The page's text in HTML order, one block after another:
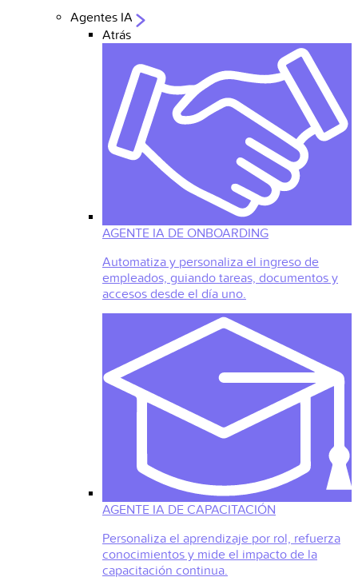
Agentes IA
Atrás
AGENTE IA DE ONBOARDING
Automatiza y personaliza el ingreso de
empleados, guiando tareas, documentos y
accesos desde el día uno.
AGENTE IA DE CAPACITACIÓN
Personaliza el aprendizaje por rol, refuerza
conocimientos y mide el impacto de la
capacitación continua.